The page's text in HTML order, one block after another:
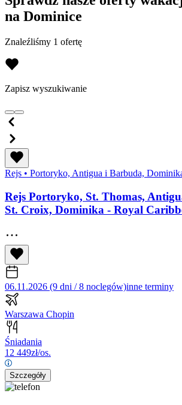
na Dominice
Znaleźliśmy 1 ofertę
Zapisz wyszukiwanie
Rejs • Portoryko, Antigua i Barbuda,
Rejs Portoryko, St. Thomas,
St. Croix, Dominika - Royal
06.11.2026 (9 dni / 8 noclegów)inne terminy
Warszawa Chopin
Śniadania
12 449zł/os.
Szczegóły